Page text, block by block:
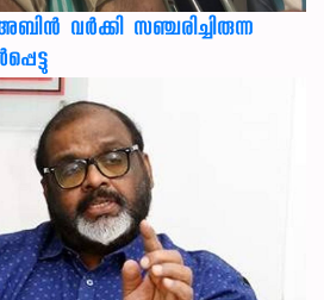
വർക്കി സഞ്ചരിച്ചിരുന്ന